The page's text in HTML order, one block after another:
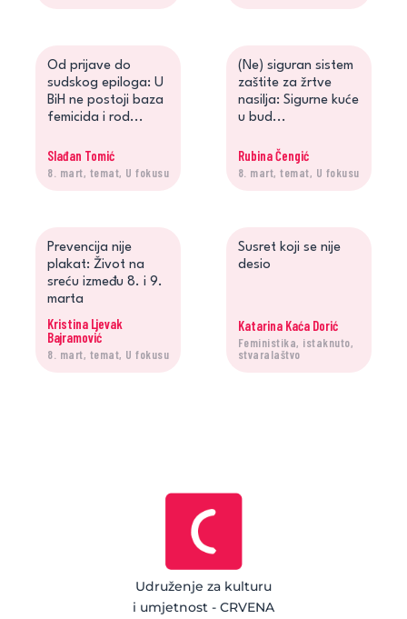
Od prijave do
sudskog epiloga: U
BiH ne postoji baza
femicida i rod...
Slađan Tomić
8. mart, temat, U fokusu
(Ne) siguran sistem
zaštite za žrtve
nasilja: Sigurne kuće
u bud...
Rubina Čengić
8. mart, temat, U fokusu
Prevencija nije
plakat: Život na
sreću između 8. i 9.
marta
Kristina Ljevak
Bajramović
8. mart, temat, U fokusu
Susret koji se nije
desio
Katarina Kaća Dorić
Feministika, istaknuto,
stvaralaštvo
Udruženje za kulturu
i umjetnost - CRVENA